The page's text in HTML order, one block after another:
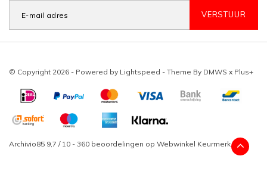
VERSTUUR
© Copyright 2026 - Powered by Lightspeed - Theme By DMWS x Plus+
Archivio85 9,7 / 10 - 360 beoordelingen op Webwinkel Keurmerk